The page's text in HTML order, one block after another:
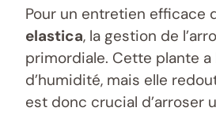
Pour un entretien efficace
elastica, la gestion de
primordiale. Cette plante a
d’humidité, mais elle
est donc crucial d’arroser